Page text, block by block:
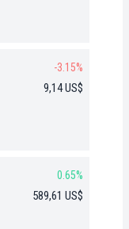
-3.15%
9,14 US$
0.65%
589,61 US$